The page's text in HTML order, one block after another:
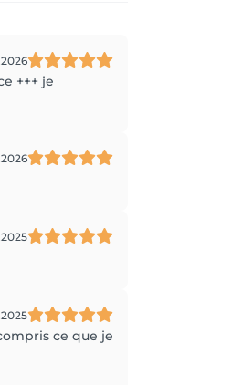
+++ je
ce que je